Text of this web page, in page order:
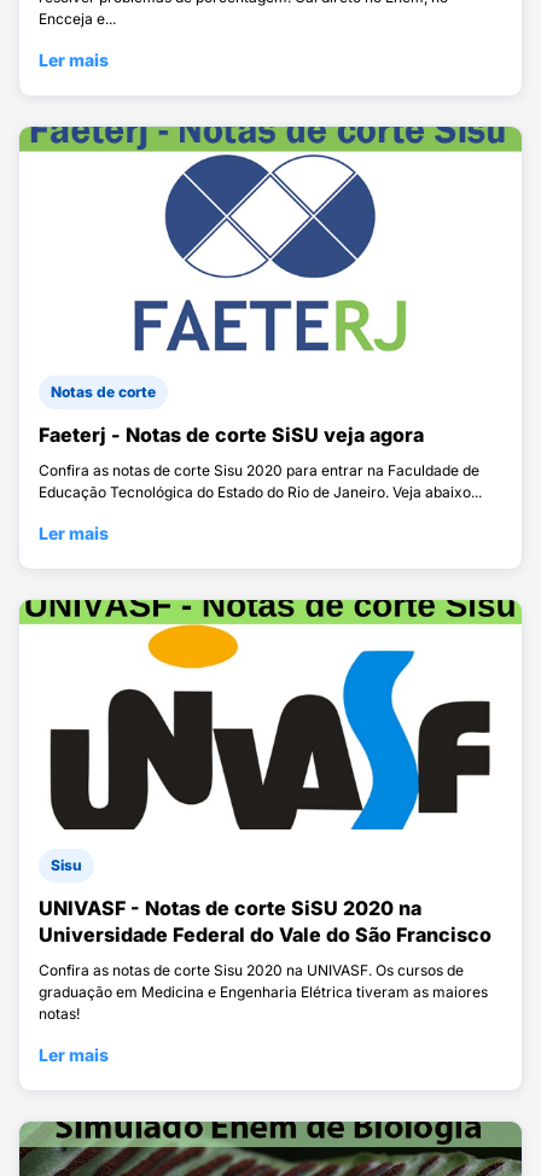
Encceja e...
Ler mais
Notas de corte
Faeterj - Notas de corte SiSU veja agora
Confira as notas de corte Sisu 2020 para entrar na Faculdade de
Educação Tecnológica do Estado do Rio de Janeiro. Veja abaixo...
Ler mais
Sisu
UNIVASF - Notas de corte SiSU 2020 na
Universidade Federal do Vale do São Francisco
Confira as notas de corte Sisu 2020 na UNIVASF. Os cursos de
graduação em Medicina e Engenharia Elétrica tiveram as maiores
notas!
Ler mais